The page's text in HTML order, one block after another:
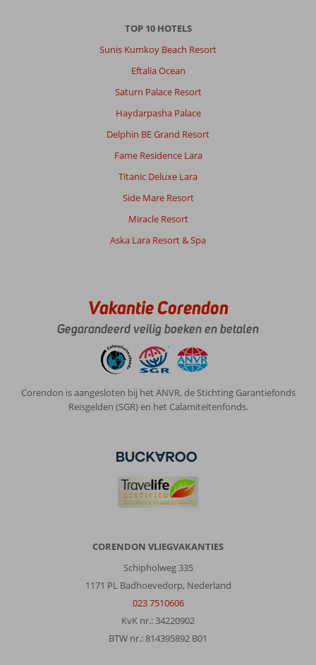
TOP 10 HOTELS
Sunis Kumkoy Beach Resort
Eftalia Ocean
Saturn Palace Resort
Haydarpasha Palace
Delphin BE Grand Resort
Fame Residence Lara
Titanic Deluxe Lara
Side Mare Resort
Miracle Resort
Aska Lara Resort & Spa
Vakantie Corendon
Gegarandeerd veilig boeken en betalen
Corendon is aangesloten bij het ANVR, de Stichting Garantiefonds
Reisgelden (SGR) en het Calamiteitenfonds.
CORENDON VLIEGVAKANTIES
Schipholweg 335
1171 PL Badhoevedorp, Nederland
023 7510606
KvK nr.: 34220902
BTW nr.: 814395892 B01